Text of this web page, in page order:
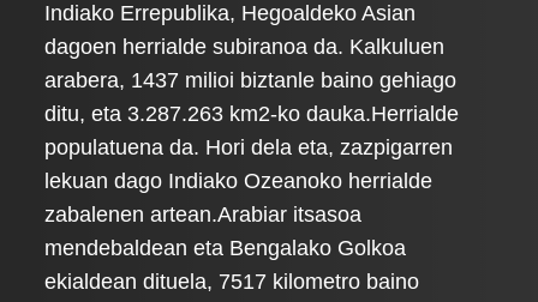
Indiako Errepublika, Hegoaldeko Asian
dagoen herrialde subiranoa da. Kalkuluen
arabera, 1437 milioi biztanle baino gehiago
ditu, eta 3.287.263 km2-ko dauka.Herrialde
populatuena da. Hori dela eta, zazpigarren
lekuan dago Indiako Ozeanoko herrialde
zabalenen artean.Arabiar itsasoa
mendebaldean eta Bengalako Golkoa
ekialdean dituela, 7517 kilometro baino